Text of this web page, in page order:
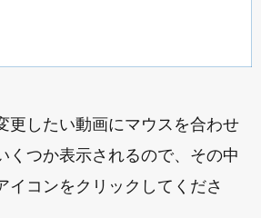
更したい動画にマウスを合わせ
くつか表示されるので、その中
イコンをクリックしてくださ